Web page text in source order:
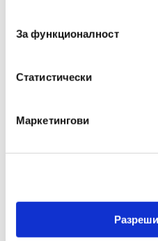
За функционалност
Статистически
Маркетингови
Гума
Препоръчани